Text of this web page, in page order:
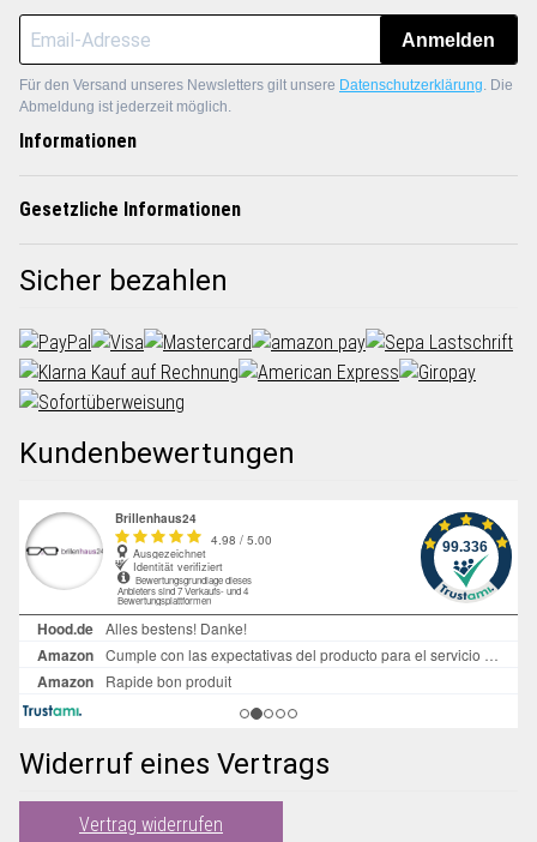
Anmelden
Für den Versand unseres Newsletters gilt unsere Datenschutzerklärung. Die
Abmeldung ist jederzeit möglich.
Informationen
Gesetzliche Informationen
Sicher bezahlen
Kundenbewertungen
Widerruf eines Vertrags
Vertrag widerrufen